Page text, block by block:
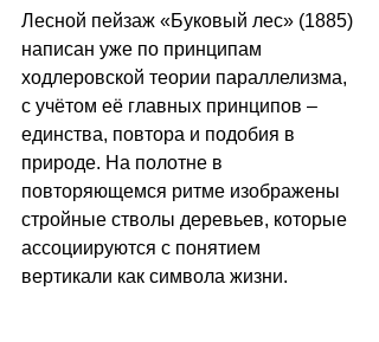
Лесной пейзаж «Буковый лес» (1885)
написан уже по принципам
ходлеровской теории параллелизма,
с учётом её главных принципов –
единства, повтора и подобия в
природе. На полотне в
повторяющемся ритме изображены
стройные стволы деревьев, которые
ассоциируются с понятием
вертикали как символа жизни.